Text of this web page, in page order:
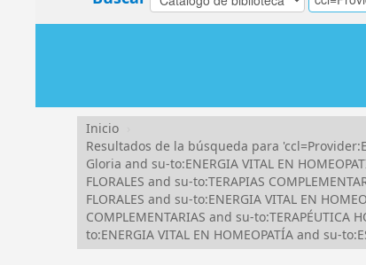
Inicio
Resultados de la búsqueda para
Gloria and su-to:ENERGIA VITAL EN
FLORALES and su-to:TERAPIAS
FLORALES and su-to:ENERGIA VITAL EN
COMPLEMENTARIAS and su-to:TERAPÉUTICA
to:ENERGIA VITAL EN HOMEOPATÍA and su-